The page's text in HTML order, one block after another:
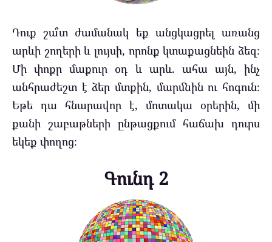
Դուք շա՞տ ժամանակ եք անցկացրել առանց
արևի շողերի և լույսի, որոնք կտաքացնեին ձեզ։
Մի փոքր մաքուր օդ և արև. ահա այն, ինչ
անհրաժեշտ է ձեր մտքին, մարմնին ու հոգուն։
Եթե դա հնարավոր է, մոտակա օրերին, մի
քանի շաբաթների ընթացքում հաճախ դուրս
եկեք փողոց։
Գունդ 2